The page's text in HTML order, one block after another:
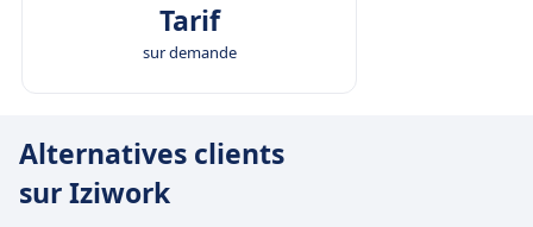
Tarif
sur demande
Alternatives clients
sur Iziwork